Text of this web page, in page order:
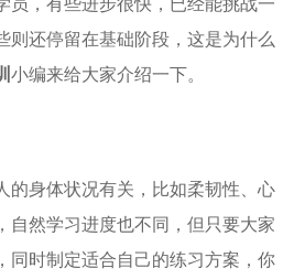
则还停留在基础阶段，这是为什么
小编来给大家介绍一下。
的身体状况有关，比如柔韧性、心
自然学习进度也不同，但只要大家
同时制定适合自己的练习方案，你